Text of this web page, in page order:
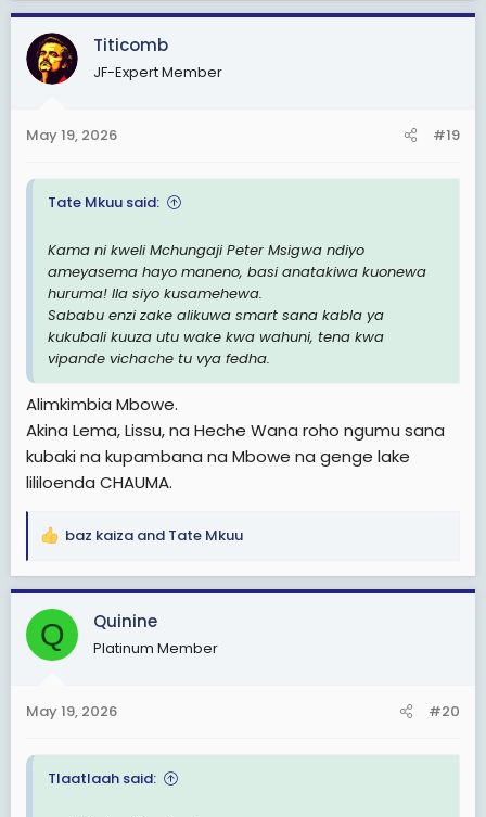
a
c
t
i
s
Titicomb
JF-Expert Member
May 19, 2026 #19
Tate Mkuu said:
Kama ni kweli Mchungaji Peter Msigwa ndiyo
ameyasema hayo maneno, basi anatakiwa kuonewa
huruma! Ila siyo kusamehewa.
Sababu enzi zake alikuwa smart sana kabla ya
kukubali kuuza utu wake kwa wahuni, tena kwa
vipande vichache tu vya fedha.
Alimkimbia Mbowe.
Akina Lema, Lissu, na Heche Wana roho ngumu sana
kubaki na kupambana na Mbowe na genge lake
lililoenda CHAUMA.
R
a
c
t
i
s
baz kaiza and Tate Mkuu
Q Quinine
Platinum Member
May 19, 2026 #20
Tlaatlaah said: